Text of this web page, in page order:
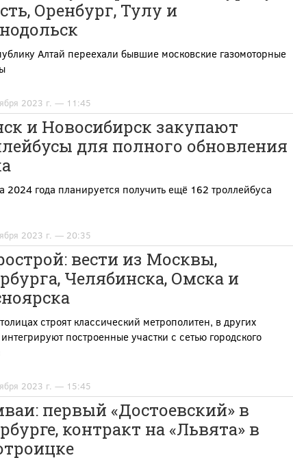
Оренбург, Тулу и
Алтай переехали бывшие московские газомоторные
2023 г. — 11:45
и Новосибирск закупают
для полного обновления
2024 года планируется получить ещё 162 троллейбуса
2023 г. — 20:35
вести из Москвы,
Челябинска, Омска и
строят классический метрополитен, в других
интегрируют построенные участки с сетью городского
2023 г. — 15:45
первый «Достоевский» в
контракт на «Львята» в